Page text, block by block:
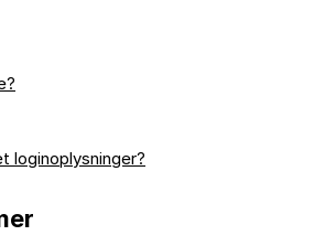
loginoplysninger?